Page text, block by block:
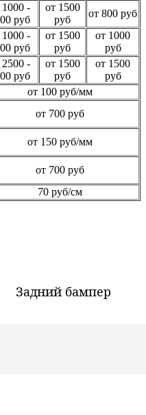
1000 -
руб
от 1500
руб
от 800 руб
1000 -
руб
от 1500
руб
от 1000
руб
2500 -
руб
от 1500
руб
от 1500
руб
от 100 руб/мм
от 700 руб
от 150 руб/мм
от 700 руб
70 руб/см
Задний бампер